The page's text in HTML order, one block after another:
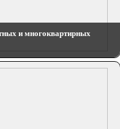
и многоквартирных